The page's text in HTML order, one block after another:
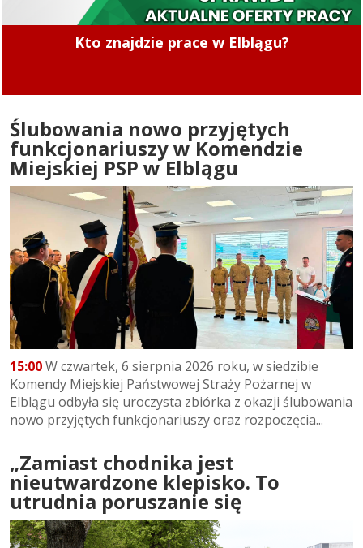
S7: Zablokowany wjazd do Elbląga w
Ślubowania nowo przyjętych
funkcjonariuszy w Komendzie
Miejskiej PSP w Elblągu
15:00W czwartek, 6 sierpnia 2026 roku, w siedzibie
Komendy Miejskiej Państwowej Straży Pożarnej w
Elblągu odbyła się uroczysta zbiórka z okazji ślubowania
nowo przyjętych funkcjonariuszy oraz rozpoczęcia...
„Zamiast chodnika jest
nieutwardzone klepisko. To
utrudnia poruszanie się